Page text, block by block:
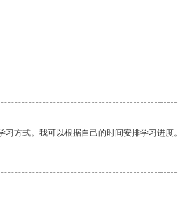
方式。我可以根据自己的时间安排学习进度。